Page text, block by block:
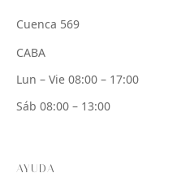
Cuenca 569
CABA
Lun – Vie 08:00 – 17:00
Sáb 08:00 – 13:00
AYUDA